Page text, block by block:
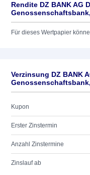
Rendite DZ BANK AG
Für dieses Wertpapier
Verzinsung DZ BANK
Kupon
Erster Zinstermin
Anzahl Zinstermine
Zinslauf ab